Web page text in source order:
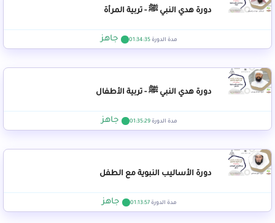
دورة هدي النبي ﷺ - تربية المرأة
مدة الدورة 01:34:35 جاهز
دورة هدي النبي ﷺ - تربية الأطفال
مدة الدورة01:35:29 جاهز
دورة الأساليب النبوية مع الطفل
مدة الدورة01:13:57 جاهز